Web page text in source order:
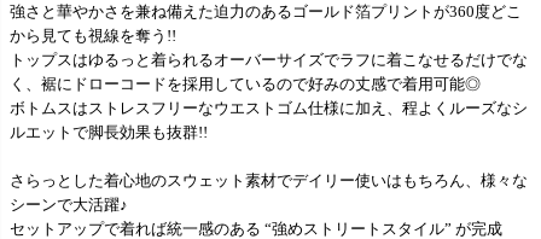
強さと華やかさを兼ね備えた迫力のあるゴールド箔プリントが360度どこ
から見ても視線を奪う!!
トップスはゆるっと着られるオーバーサイズでラフに着こなせるだけでな
く、裾にドローコードを採用しているので好みの丈感で着用可能◎
ボトムスはストレスフリーなウエストゴム仕様に加え、程よくルーズなシ
ルエットで脚長効果も抜群!!
さらっとした着心地のスウェット素材でデイリー使いはもちろん、様々な
シーンで大活躍♪
セットアップで着れば統一感のある “強めストリートスタイル” が完成